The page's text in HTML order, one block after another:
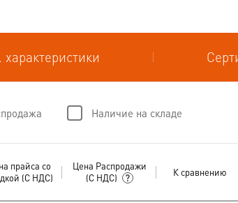
характеристики
Наличие на складе
прайса со
(С НДС)
Цена Распродажи
(С НДС)
К сравнению